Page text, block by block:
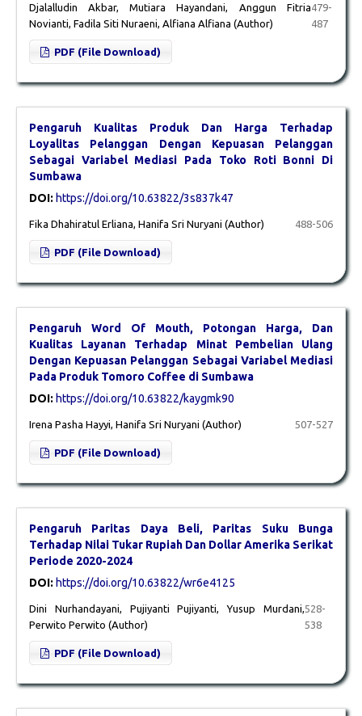
Djalalludin Akbar, Mutiara Hayandani, Anggun Fitria
Novianti, Fadila Siti Nuraeni, Alfiana Alfiana (Author)
479-
487
PDF (File Download)
Pengaruh Kualitas Produk Dan Harga Terhadap
Loyalitas Pelanggan Dengan Kepuasan Pelanggan
Sebagai Variabel Mediasi Pada Toko Roti Bonni Di
Sumbawa
DOI: https://doi.org/10.63822/3s837k47
Fika Dhahiratul Erliana, Hanifa Sri Nuryani (Author) 488-506
PDF (File Download)
Pengaruh Word Of Mouth, Potongan Harga, Dan
Kualitas Layanan Terhadap Minat Pembelian Ulang
Dengan Kepuasan Pelanggan Sebagai Variabel Mediasi
Pada Produk Tomoro Coffee di Sumbawa
DOI: https://doi.org/10.63822/kaygmk90
Irena Pasha Hayyi, Hanifa Sri Nuryani (Author) 507-527
PDF (File Download)
Pengaruh Paritas Daya Beli, Paritas Suku Bunga
Terhadap Nilai Tukar Rupiah Dan Dollar Amerika Serikat
Periode 2020-2024
DOI: https://doi.org/10.63822/wr6e4125
Dini Nurhandayani, Pujiyanti Pujiyanti, Yusup Murdani,
Perwito Perwito (Author)
528-
538
PDF (File Download)